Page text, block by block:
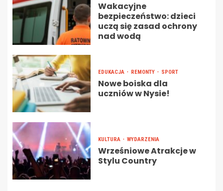
Wakacyjne
bezpieczeństwo: dzieci
uczą się zasad ochrony
nad wodą
EDUKACJA REMONTY SPORT
Nowe boiska dla
uczniów w Nysie!
KULTURA WYDARZENIA
Wrześniowe Atrakcje w
Stylu Country